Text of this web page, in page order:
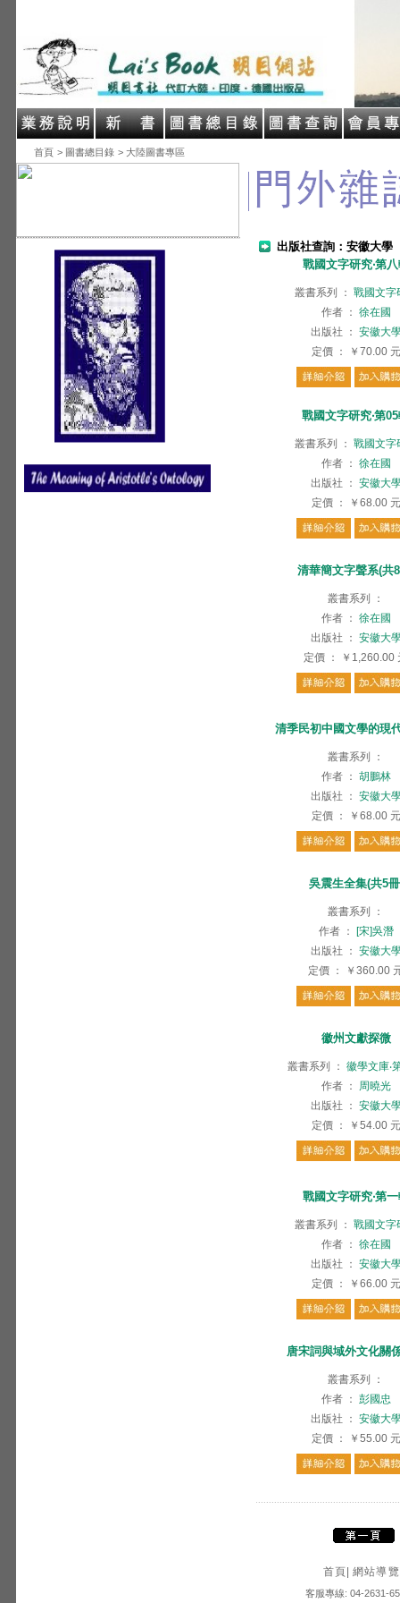
首頁 > 圖書總目錄 > 大陸圖書專區
出版社查詢：安徽大學
戰國文字研究‧第
叢書系列 ： 戰國文字
作者 ： 徐在國
出版社
： 安徽大
定價 ： ￥70.00 元
戰國文字研究‧第
叢書系列 ： 戰國文字
作者 ： 徐在國
出版社
： 安徽大
定價 ： ￥68.00 元
清華簡文字聲系(共
叢書系列
：
作者 ： 徐在國
出版社
： 安徽大
定價 ： ￥1,260.00
清季民初中國文學的現
叢書系列
：
作者 ： 胡鵬林
出版社
： 安徽大
定價 ： ￥68.00 元
吳震生全集(共5
叢書系列
：
作者 ：
[宋]吳潛
出版社
： 安徽大
定價 ： ￥360.00
徽州文獻探微
叢書系列 ：
徽學文庫‧
作者 ：
周曉光
出版社
： 安徽大
定價 ： ￥54.00 元
戰國文字研究‧第
叢書系列 ： 戰國文字
作者 ： 徐在國
出版社
： 安徽大
定價 ： ￥66.00 元
唐宋詞與域外文化關
叢書系列
：
作者 ： 彭國忠
出版社
： 安徽大
定價 ： ￥55.00 元
首頁 網站導覽
客服專線: 04-2631-